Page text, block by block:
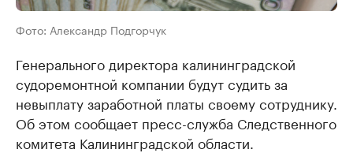
Фото: Александр Подгорчук
Генерального директора калининградской
судоремонтной компании будут судить за
невыплату заработной платы своему сотруднику.
Об этом сообщает пресс-служба Следственного
комитета Калининградской области.